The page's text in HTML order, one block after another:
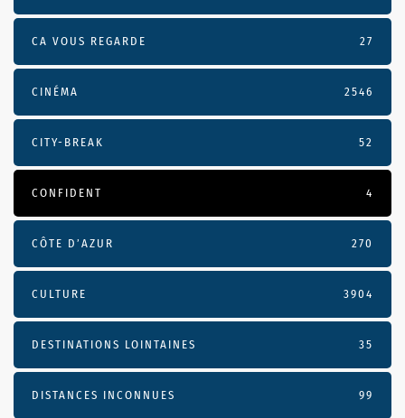
CA VOUS REGARDE 27
CINÉMA 2546
CITY-BREAK 52
CONFIDENT 4
CÔTE D’AZUR 270
CULTURE 3904
DESTINATIONS LOINTAINES 35
DISTANCES INCONNUES 99